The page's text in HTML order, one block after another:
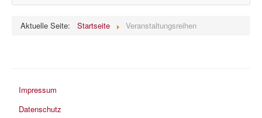
Aktuelle Seite: Startseite Veranstaltungsreihen
Impressum
Datenschutz